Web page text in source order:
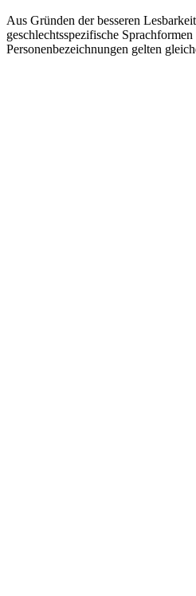
Aus Gründen der besseren
geschlechtsspezifische
Personenbezeichnungen gelten